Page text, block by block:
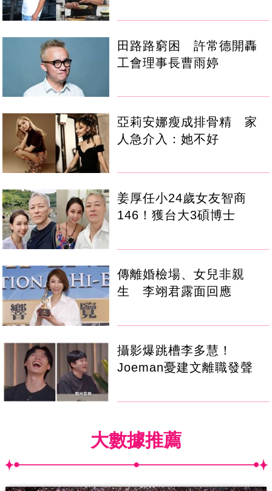
田路路窮困 許常德開轟
工會理事長曹雨婷
亞莉安娜瘦成排骨精 家
人急介入：她不好
姜厚任小24歲女友智商
146！獲台大3碩博士
傳離婚檢場、女兒非親
生 李翊君露面回應
攝影爆跳槽李多慧！
Joeman憂建文離職發聲
大數據推薦